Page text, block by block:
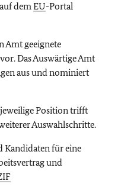
demEU-Portal
Amt geeignete
Das Auswärtige Amt
aus und nominiert
Position trifft
Auswahlschritte.
Kandidaten für eine
und